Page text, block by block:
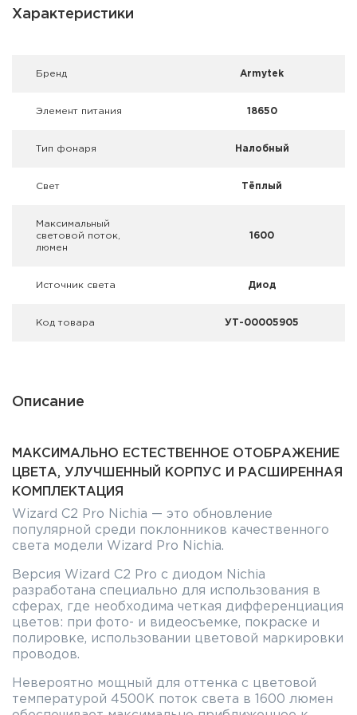
Оружейные шкафы и сейфы
Чехлы и кейсы
Релоадинг
Сигнальные средства
Дартс
Характеристики
Брeнд Armytek
Элемент питания 18650
Тип фонаря Налобный
Свет Тёплый
Максимальный
световой поток,
люмен
1600
Источник света Диод
Код товара УТ-00005905
Описание
МАКСИМАЛЬНО ЕСТЕСТВЕННОЕ ОТОБРАЖЕНИЕ
ЦВЕТА, УЛУЧШЕННЫЙ КОРПУС И РАСШИРЕННАЯ
КОМПЛЕКТАЦИЯ
Wizard C2 Pro Nichia — это обновление
популярной среди поклонников качественного
света модели Wizard Pro Nichia.
Версия Wizard C2 Pro с диодом Nichia
разработана специально для использования в
сферах, где необходима четкая дифференциация
цветов: при фото- и видеосъемке, покраске и
полировке, использовании цветовой маркировки
проводов.
Невероятно мощный для оттенка с цветовой
температурой 4500К поток света в 1600 люмен